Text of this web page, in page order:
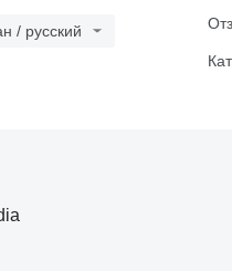
/ русский